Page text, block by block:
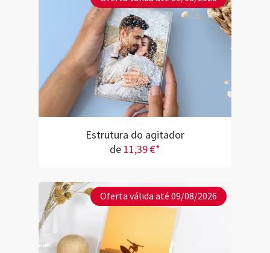
Estrutura do agitador
de 11,39 €*
Oferta válida até 09/08/2026